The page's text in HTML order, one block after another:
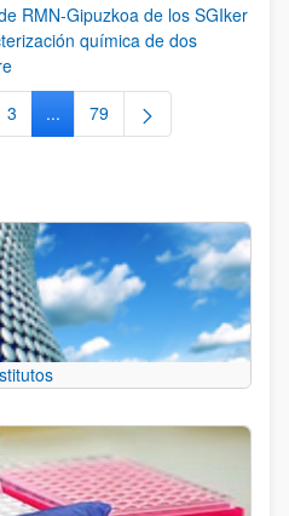
RMN-Gipuzkoa de los SGIker
química de dos
Página
3 ...Páginas intermedias Use TAB
Página
79